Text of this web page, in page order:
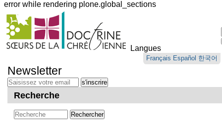
error while rendering plone.global_sections
Outils
personnels
Langues
Français Español 한국어
au
contenu.
Aller
navigation
Newsletter
Recherche